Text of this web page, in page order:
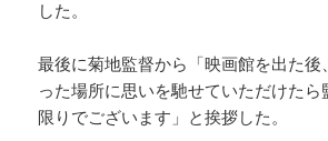
した。
最後に菊地監督から「映画館を出た後
った場所に思いを馳せていただけたら
限りでございます」と挨拶した。